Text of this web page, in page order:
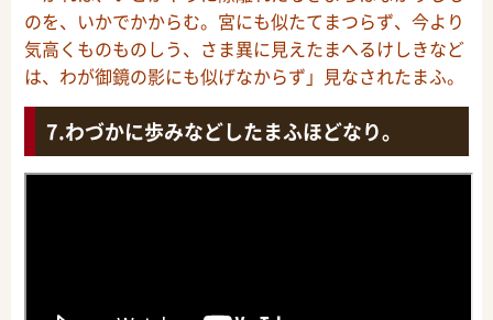
のを、いかでかからむ。宮にも似たてまつらず、今より
気高くものものしう、さま異に見えたまへるけしきなど
は、わが御鏡の影にも似げなからず」見なされたまふ。
わづかに歩みなどしたまふほどなり。